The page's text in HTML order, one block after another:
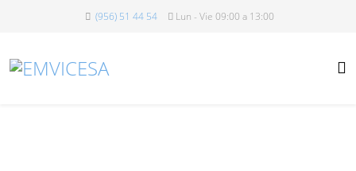
(956) 51 44 54 Lun - Vie 09:00 a 13:00